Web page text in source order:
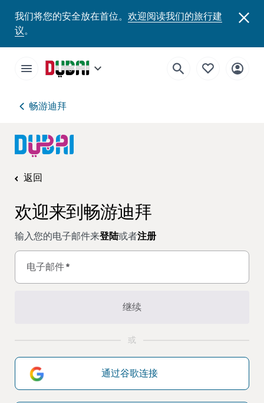
我们将您的安全放在首位。 欢迎阅读我们的旅行建
议。
畅游迪拜
返回
欢迎来到畅游迪拜
输入您的电子邮件来登陆或者注册
电子邮件*
继续
或
通过谷歌连接